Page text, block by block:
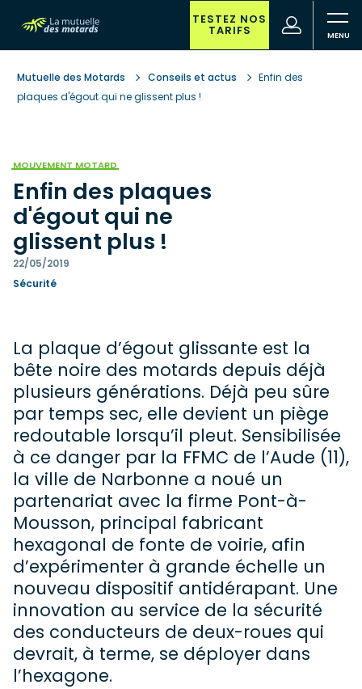
contenu
principal recherche
TESTEZ NOS
TARIFS
(nouvelle
fenêtre)
Mutuelle des Motards Conseils et actus
Enfin des
plaques d'égout qui ne glissent plus !
MOUVEMENT MOTARD
Enfin des plaques
d'égout qui ne
glissent plus !
22/05/2019
Sécurité
La plaque d’égout glissante est la
bête noire des motards depuis déjà
plusieurs générations. Déjà peu sûre
par temps sec, elle devient un piège
redoutable lorsqu’il pleut. Sensibilisée
à ce danger par la FFMC de l’Aude (11),
la ville de Narbonne a noué un
partenariat avec la firme Pont-à-
Mousson, principal fabricant
hexagonal de fonte de voirie, afin
d’expérimenter à grande échelle un
nouveau dispositif antidérapant. Une
innovation au service de la sécurité
des conducteurs de deux-roues qui
devrait, à terme, se déployer dans
l’hexagone.